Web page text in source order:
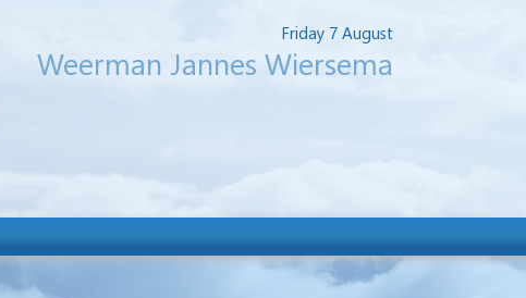
Friday 7 August
Weerman Jannes Wiersema